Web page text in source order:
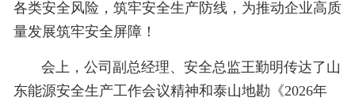
各类安全风险，筑牢安全生产防线，为推动企业高质
量发展筑牢安全屏障！
会上，公司副总经理、安全总监王勤明传达了山
东能源安全生产工作会议精神和泰山地勘《2026年